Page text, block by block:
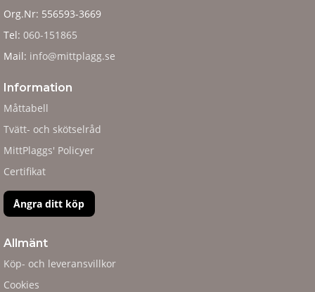
Org.Nr: 556593-3669
Tel: 060-151865
Mail: info@mittplagg.se
Information
Måttabell
Tvätt- och skötselråd
MittPlaggs' Policyer
Certifikat
Ångra ditt köp
Allmänt
Köp- och leveransvillkor
Cookies